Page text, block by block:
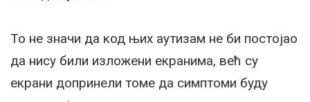
То не значи да код њих аутизам не би постојао
да нису били изложени екранима, већ су
екрани допринели томе да симптоми буду